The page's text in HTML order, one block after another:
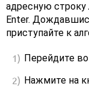
адресную
Enter.
приступайте к
Перейдите
Нажмите на